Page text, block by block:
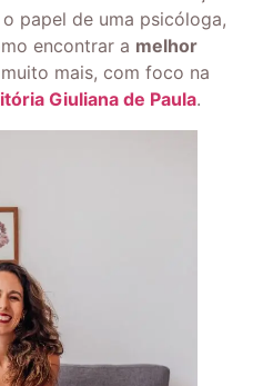
papel de uma psicóloga,
encontrar a melhor
mais, com foco na
Giuliana de Paula.